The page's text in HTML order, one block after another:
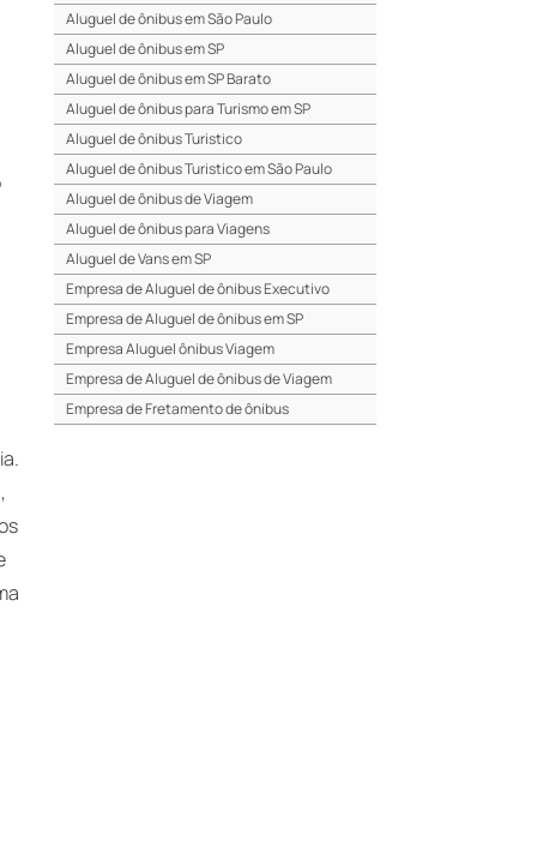
Aluguel de ônibus em São Paulo
Aluguel de ônibus em SP
Aluguel de ônibus em SP Barato
Aluguel de ônibus para Turismo em SP
Aluguel de ônibus Turistico
Aluguel de ônibus Turistico em São Paulo
Aluguel de ônibus de Viagem
Aluguel de ônibus para Viagens
Aluguel de Vans em SP
Empresa de Aluguel de ônibus Executivo
Empresa de Aluguel de ônibus em SP
Empresa Aluguel ônibus Viagem
Empresa de Aluguel de ônibus de Viagem
Empresa de Fretamento de ônibus